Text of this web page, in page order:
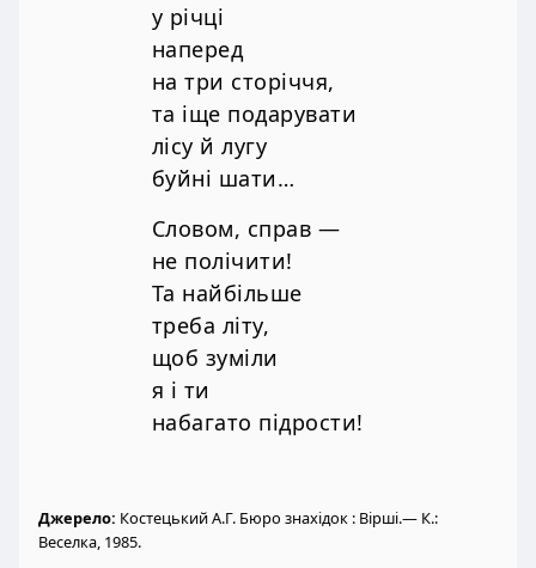
у річці
наперед
на три сторіччя,
та іще подарувати
лісу й лугу
буйні шати…
Словом, справ —
не полічити!
Та найбільше
треба літу,
щоб зуміли
я і ти
набагато підрости!
Джерело: Костецький А.Г. Бюро знахідок : Вірші.— К.:
Веселка, 1985.